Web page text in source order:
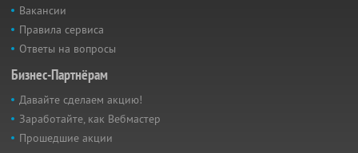
Вакансии
Правила сервиса
Ответы на вопросы
Бизнес-Партнёрам
Давайте сделаем акцию!
Заработайте, как Вебмастер
Прошедшие акции